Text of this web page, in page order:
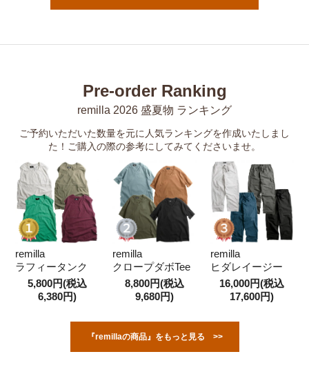
Pre-order Ranking
remilla 2026 盛夏物 ランキング
ご予約いただいた数量を元に人気ランキングを作成いたしまし
た！ご購入の際の参考にしてみてくださいませ。
remilla
ラフィータンク
5,800円(税込
6,380円)
remilla
クロープダボTee
8,800円(税込
9,680円)
remilla
ヒダレイージー
16,000円(税込
17,600円)
『remillaの商品』をもっと見る >>